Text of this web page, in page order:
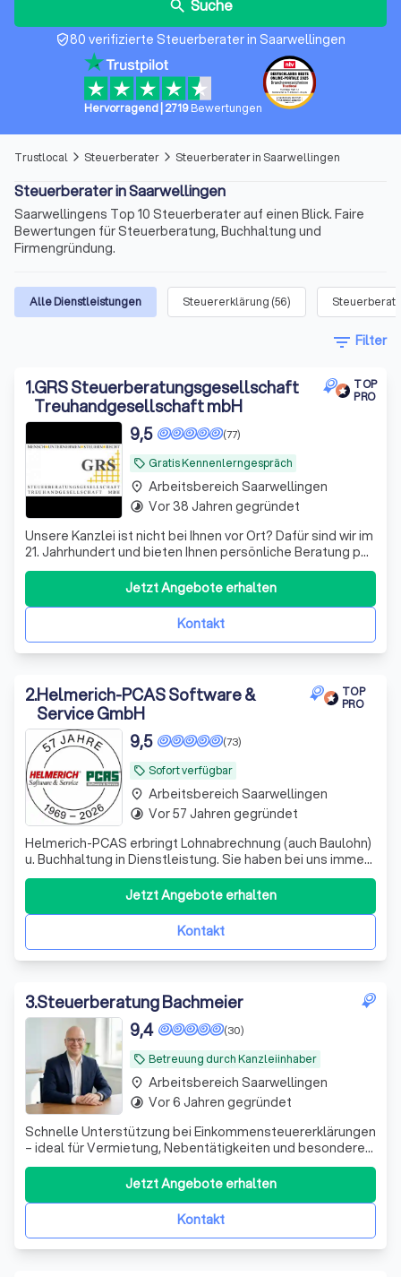
search Suche
verified_user80 verifizierte Steuerberater in Saarwellingen
Hervorragend 2719Bewertungen
Trustlocal arrow_forward_ios Steuerberater arrow_forward_ios Steuerberater in Saarwellingen
Steuerberater in Saarwellingen
Saarwellingens Top 10 Steuerberater auf einen Blick. Faire
Bewertungen für Steuerberatung, Buchhaltung und
Firmengründung.
Alle Dienstleistungen Steuererklärung (56)
filter_list Filter
1.GRS Steuerberatungsgesellschaft
Treuhandgesellschaft mbH
TOP
PRO
local_offer Gratis Kennenlerngespräch
(77)
9,5
Unsere Kanzlei ist nicht bei Ihnen vor Ort? Dafür sind wir im
21. Jahrhundert und bieten Ihnen persönliche Beratung per
Video, WhatsApp und anderen Medien - wir sehen uns!
Datenaustausch - digital
Kontakt
Jetzt Angebote erhalten
place Arbeitsbereich Saarwellingen
timelapse Vor 38 Jahren gegründet
2.Helmerich-PCAS Software &
Service GmbH
TOP
PRO
local_offer Sofort verfügbar
(73)
9,5
Helmerich-PCAS erbringt Lohnabrechnung (auch Baulohn)
u. Buchhaltung in Dienstleistung. Sie haben bei uns immer
einen festen Ansprechpartner, den Sie per Telefon,
Telefax oder eMail erreichen können.
Kontakt
Jetzt Angebote erhalten
place Arbeitsbereich Saarwellingen
timelapse Vor 57 Jahren gegründet
3.Steuerberatung Bachmeier
local_offer Betreuung durch Kanzleiinhaber
(30)
9,4
Schnelle Unterstützung bei Einkommensteuererklärungen
– ideal für Vermietung, Nebentätigkeiten und besondere
private Situationen. Persönlich und unkompliziert.
Kontakt
Jetzt Angebote erhalten
place Arbeitsbereich Saarwellingen
timelapse Vor 6 Jahren gegründet